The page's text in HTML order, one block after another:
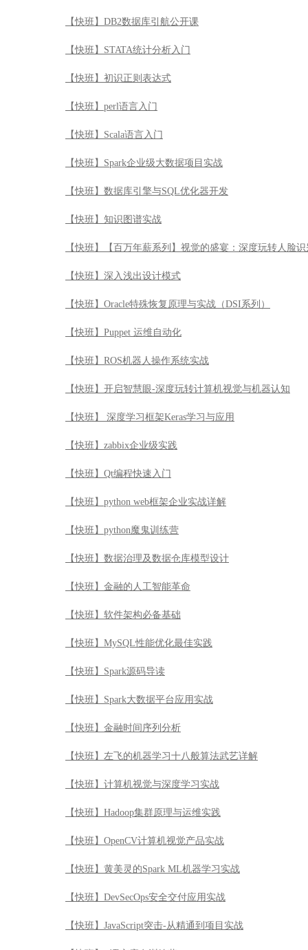
【快班】DB2数据库引航公开课
【快班】STATA统计分析入门
【快班】初识正则表达式
【快班】perl语言入门
【快班】Scala语言入门
【快班】Spark企业级大数据项目实战
【快班】数据库引擎与SQL优化器开发
【快班】知识图谱实战
【快班】【百万年薪系列】视觉的盛宴：深度玩转人脸识
【快班】深入浅出设计模式
【快班】Oracle特殊恢复原理与实战（DSI系列）
【快班】Puppet 运维自动化
【快班】ROS机器人操作系统实战
【快班】开启智慧眼-深度玩转计算机视觉与机器认知
【快班】 深度学习框架Keras学习与应用
【快班】zabbix企业级实践
【快班】Qt编程快速入门
【快班】python web框架企业实战详解
【快班】python魔鬼训练营
【快班】数据治理及数据仓库模型设计
【快班】金融的人工智能革命
【快班】软件架构必备基础
【快班】MySQL性能优化最佳实践
【快班】Spark源码导读
【快班】Spark大数据平台应用实战
【快班】金融时间序列分析
【快班】左飞的机器学习十八般算法武艺详解
【快班】计算机视觉与深度学习实战
【快班】Hadoop集群原理与运维实践
【快班】OpenCV计算机视觉产品实战
【快班】黄美灵的Spark ML机器学习实战
【快班】DevSecOps安全交付应用实战
【快班】JavaScript突击-从精通到项目实战